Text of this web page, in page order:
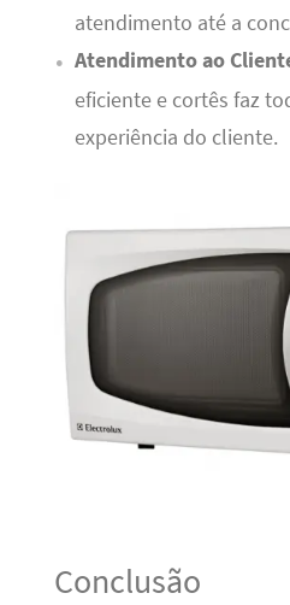
atendimento até a
Atendimento ao
eficiente e cortês faz
experiência do cliente.
Conclusão